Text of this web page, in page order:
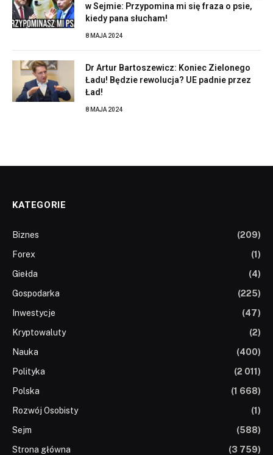
w Sejmie: Przypomina mi się fraza o psie,
kiedy pana słucham!
8 MAJA 2024
Dr Artur Bartoszewicz: Koniec Zielonego
Ładu! Będzie rewolucja? UE padnie przez
Ład!
8 MAJA 2024
KATEGORIE
Biznes
(209)
Forex
(1)
Giełda
(4)
Gospodarka
(225)
Inwestycje
(47)
Kryptowaluty
(2)
Nauka
(400)
Polityka
(2 011)
Polska
(1 668)
Rozwój Osobisty
(1)
Sejm
(588)
Strona główna
(3 759)